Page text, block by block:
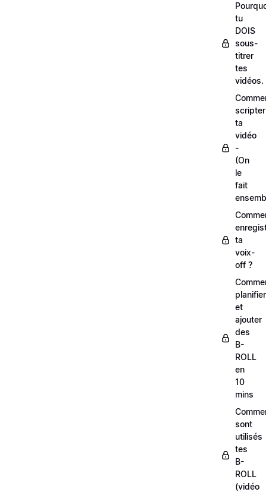
tu
DOIS
sous-
titrer
tes
vidéos.
scripter
ta
vidéo
-
(On
le
fait
ta
voix-
off ?
planifier
et
ajouter
des
B-
ROLL
en
10
mins
sont
utilisés
tes
B-
ROLL
(vidéo